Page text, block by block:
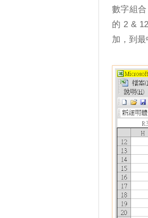
數字組
的 2 &
加，到最